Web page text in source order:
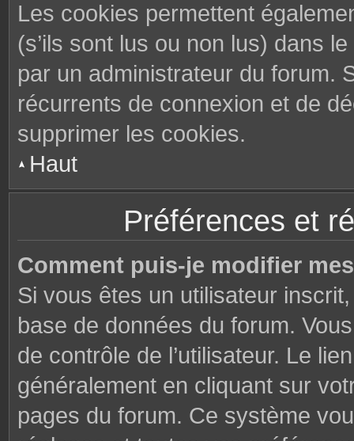
Les cookies permettent
(s’ils sont lus ou non lus) dans
par un administrateur du forum.
récurrents de connexion et de
supprimer les cookies.
Haut
Préférences et
Comment puis-je modifier
Si vous êtes un utilisateur
base de données du forum.
de contrôle de l’utilisateur. Le
généralement en cliquant sur
pages du forum. Ce système